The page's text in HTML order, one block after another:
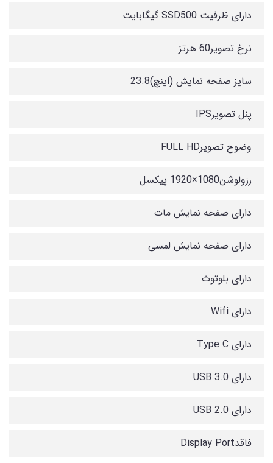
دارای ظرفیت SSD500 گیگابایت
نرخ تصویر60 هرتز
سایز صفحه نمایش (اینچ)23.8
پنل تصویرIPS
وضوح تصویرFULL HD
رزولوشن1080×1920 پیکسل
دارای صفحه نمایش مات
دارای صفحه نمایش لمسی
دارای بلوتوث
دارای Wifi
دارای Type C
دارای USB 3.0
دارای USB 2.0
فاقدDisplay Port